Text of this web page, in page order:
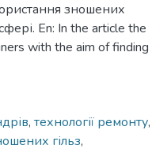
зношених
En: In the article the
with the aim of finding
, технології ремонту,
гільз,